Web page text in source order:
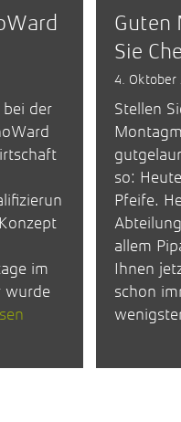
bei der
im
wurde
Guten
Sie
4. Oktober
Stellen
so:
Pfeife.
allem
Ihnen
schon